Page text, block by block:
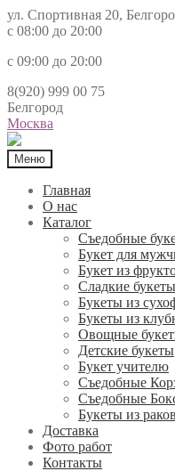
ул. Спортивная 20,
с 08:00 до 20:00
с 09:00 до 20:00
8(920) 999 00 75
Белгород
Москва
Меню
Главная
О нас
Каталог
Съедобные
Букет для
Букет из
Сладкие
Букеты из
Букеты из
Овощные
Детские букеты
Букет учителю
Съедобные
Съедобные
Букеты из
Доставка
Фото работ
Контакты